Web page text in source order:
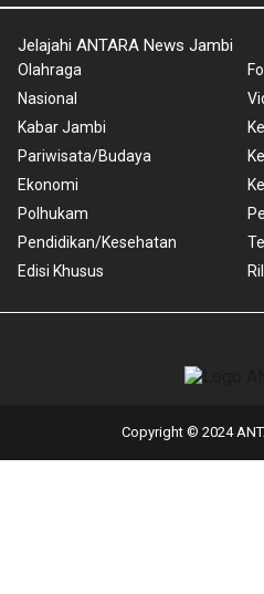
Jelajahi ANTARA News Jambi
Olahraga
Nasional
Kabar Jambi
Pariwisata/Budaya
Ekonomi
Polhukam
Pendidikan/Kesehatan
Edisi Khusus
Copyright © 2024